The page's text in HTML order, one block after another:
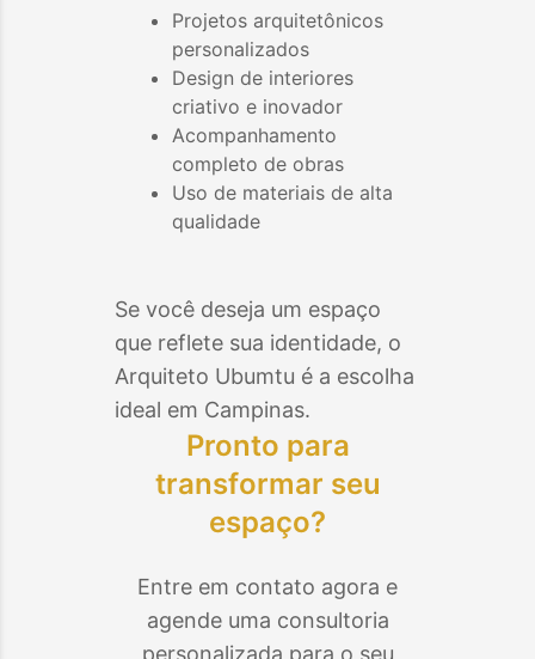
Projetos arquitetônicos
personalizados
Design de interiores
criativo e inovador
Acompanhamento
completo de obras
Uso de materiais de alta
qualidade
Se você deseja um espaço
que reflete sua identidade, o
Arquiteto Ubumtu é a escolha
ideal em Campinas.
Pronto para
transformar seu
espaço?
Entre em contato agora e
agende uma consultoria